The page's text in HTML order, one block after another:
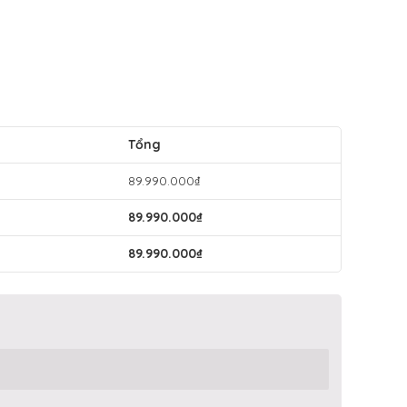
Tổng
₫
89.990.000
₫
89.990.000
₫
89.990.000